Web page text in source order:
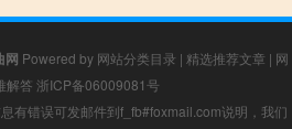
网 Powered by 网站分类目录 | 精选推荐文章 | 网
解答 浙ICP备06009081号
有错误可发邮件到f_fb#foxmail.com说明，我们